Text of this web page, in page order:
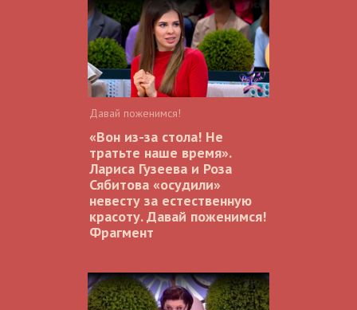
Давай поженимся!
«Вон из-за стола! Не
тратьте наше время».
Лариса Гузеева и Роза
Сябитова «осудили»
невесту за естественную
красоту. Давай поженимся!
Фрагмент